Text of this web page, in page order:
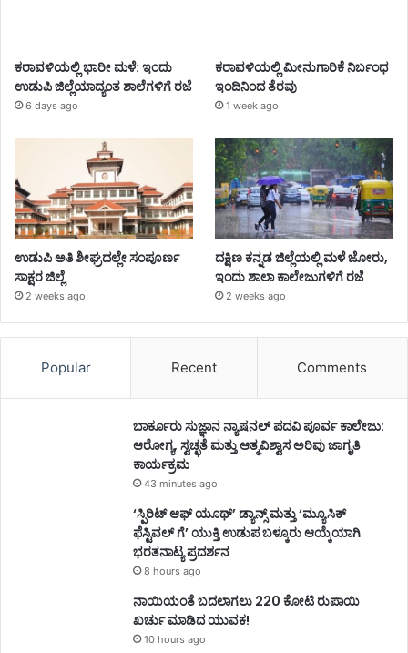
ಕರಾವಳಿಯಲ್ಲಿ ಭಾರೀ ಮಳೆ: ಇಂದು
ಉಡುಪಿ ಜಿಲ್ಲೆಯಾದ್ಯಂತ ಶಾಲೆಗಳಿಗೆ ರಜೆ
6 days ago
ಕರಾವಳಿಯಲ್ಲಿ ಮೀನುಗಾರಿಕೆ ನಿರ್ಬಂಧ
ಇಂದಿನಿಂದ ತೆರವು
1 week ago
ಉಡುಪಿ ಅತಿ ಶೀಘ್ರದಲ್ಲೇ ಸಂಪೂರ್ಣ
ಸಾಕ್ಷರ ಜಿಲ್ಲೆ
2 weeks ago
ದಕ್ಷಿಣ ಕನ್ನಡ ಜಿಲ್ಲೆಯಲ್ಲಿ ಮಳೆ ಜೋರು,
ಇಂದು ಶಾಲಾ ಕಾಲೇಜುಗಳಿಗೆ ರಜೆ
2 weeks ago
Popular Recent Comments
ಬಾರ್ಕೂರು ಸುಜ್ಞಾನ ನ್ಯಾಷನಲ್ ಪದವಿ ಪೂರ್ವ ಕಾಲೇಜು:
ಆರೋಗ್ಯ, ಸ್ವಚ್ಛತೆ ಮತ್ತು ಆತ್ಮವಿಶ್ವಾಸ ಅರಿವು ಜಾಗೃತಿ
ಕಾರ್ಯಕ್ರಮ
43 minutes ago
‘ಸ್ಪಿರಿಟ್ ಆಫ್ ಯೂಥ್’ ಡ್ಯಾನ್ಸ್ ಮತ್ತು ‘ಮ್ಯೂಸಿಕ್
ಫೆಸ್ಟಿವಲ್ ಗೆ’ ಯುಕ್ತಿ ಉಡುಪ ಬಳ್ಕೂರು ಆಯ್ಕೆಯಾಗಿ
ಭರತನಾಟ್ಯ ಪ್ರದರ್ಶನ
8 hours ago
ನಾಯಿಯಂತೆ ಬದಲಾಗಲು 220 ಕೋಟಿ ರುಪಾಯಿ
ಖರ್ಚು ಮಾಡಿದ ಯುವಕ!
10 hours ago